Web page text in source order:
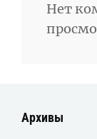
Нет
Архивы